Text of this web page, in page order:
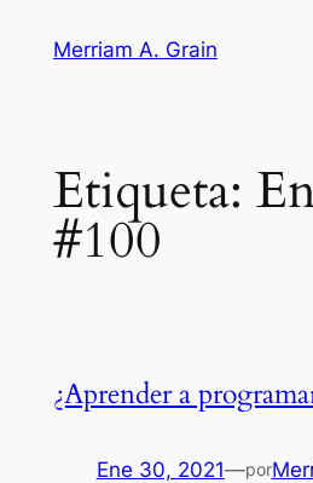
Merriam A. Grain
Etiqueta:
#100
¿Aprender a
Ene 30, 2021—por